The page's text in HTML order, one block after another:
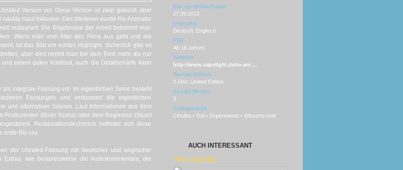
Version vor. Diese Version ist zwar gekürzt, aber
Haut inklusive. Des Weiteren wurde Re-Animator
restauriert. Die Ergebnisse der Arbeit bekommt man
Wenn man vom Alter des Films aus geht und die
ist das Bild ein echtes Highlight. Sicherlich gibt es
aber dies nimmt man bei dem Rest mehr als nur
einem guten Kontrast, auch die Detailschärfe kann
als integrale Fassung vor. Im eigentlichen Sinne besteht
Fassungen und verbessert die eigentlichen
und alternativer Szenen. Laut Informationen aus dem
Produzenten (Brian Yuzna) oder dem Regisseur (Stuart
Restaurationstechnisch befindet sich diese
erste Blu-ray.
der Unrated-Fassung mit deutscher und englischer
wie beispielsweise die Audiokommentare, die
Blu-ray-Verkaufsstart
27.09.2013
Untertitel
Deutsch, Englisch
FSK
Ab 18 Jahren
Website
http://www.capelight.de/re-ani ...
Special Edition
3-Disc Limited Edition
Anzahl Medien
3
Schlagwörter
Cthulhu • Tod • Experimente • Wissenschaft
AUCH INTERESSANT
WITCHBOARD